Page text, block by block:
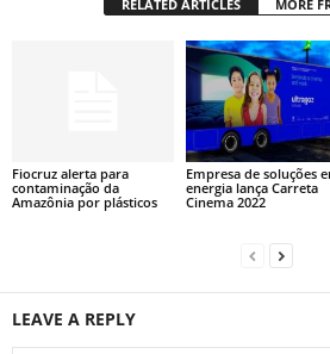
RELATED ARTICLES MORE
Fiocruz alerta para
contaminação da
Amazônia por plásticos
Empresa de soluções
energia lança Carreta
Cinema 2022
LEAVE A REPLY